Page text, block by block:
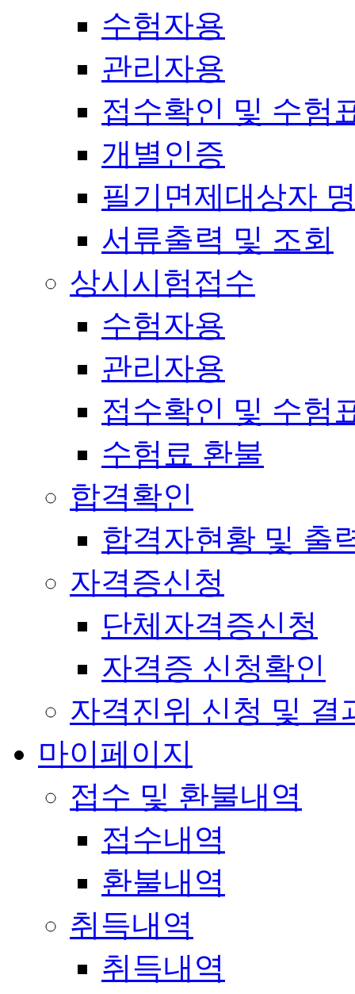
수험자용
관리자용
접수확인 및 수험
개별인증
필기면제대상자
서류출력 및 조회
상시시험접수
수험자용
관리자용
접수확인 및 수험
수험료 환불
합격확인
합격자현황 및 출
자격증신청
단체자격증신청
자격증 신청확인
자격진위 신청 및 결
마이페이지
접수 및 환불내역
접수내역
환불내역
취득내역
취득내역